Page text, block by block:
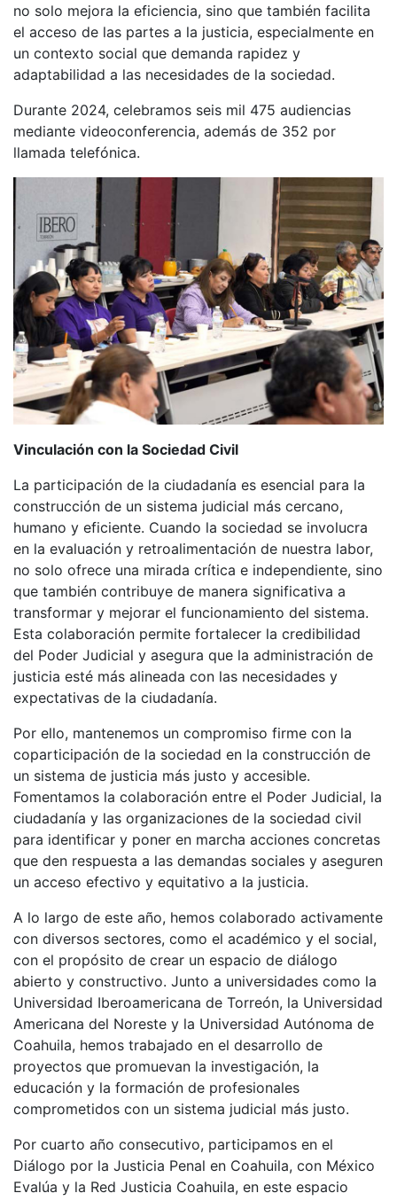
no solo mejora la eficiencia, sino que también facilita
el acceso de las partes a la justicia, especialmente en
un contexto social que demanda rapidez y
adaptabilidad a las necesidades de la sociedad.
Durante 2024, celebramos seis mil 475 audiencias
mediante videoconferencia, además de 352 por
llamada telefónica.
Vinculación con la Sociedad Civil
La participación de la ciudadanía es esencial para la
construcción de un sistema judicial más cercano,
humano y eficiente. Cuando la sociedad se involucra
en la evaluación y retroalimentación de nuestra labor,
no solo ofrece una mirada crítica e independiente, sino
que también contribuye de manera significativa a
transformar y mejorar el funcionamiento del sistema.
Esta colaboración permite fortalecer la credibilidad
del Poder Judicial y asegura que la administración de
justicia esté más alineada con las necesidades y
expectativas de la ciudadanía.
Por ello, mantenemos un compromiso firme con la
coparticipación de la sociedad en la construcción de
un sistema de justicia más justo y accesible.
Fomentamos la colaboración entre el Poder Judicial, la
ciudadanía y las organizaciones de la sociedad civil
para identificar y poner en marcha acciones concretas
que den respuesta a las demandas sociales y aseguren
un acceso efectivo y equitativo a la justicia.
A lo largo de este año, hemos colaborado activamente
con diversos sectores, como el académico y el social,
con el propósito de crear un espacio de diálogo
abierto y constructivo. Junto a universidades como la
Universidad Iberoamericana de Torreón, la Universidad
Americana del Noreste y la Universidad Autónoma de
Coahuila, hemos trabajado en el desarrollo de
proyectos que promuevan la investigación, la
educación y la formación de profesionales
comprometidos con un sistema judicial más justo.
Por cuarto año consecutivo, participamos en el
Diálogo por la Justicia Penal en Coahuila, con México
Evalúa y la Red Justicia Coahuila, en este espacio